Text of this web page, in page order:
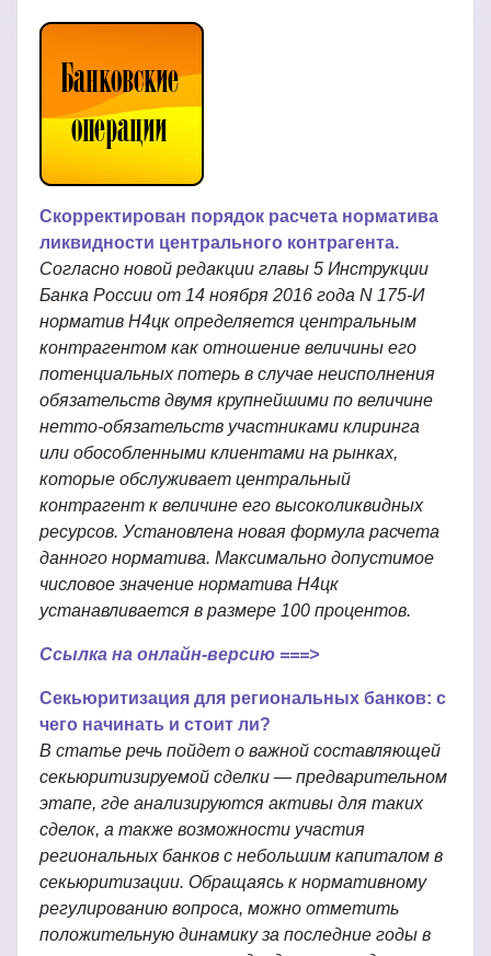
Скорректирован порядок расчета норматива
ликвидности центрального контрагента.
Согласно новой редакции главы 5 Инструкции
Банка России от 14 ноября 2016 года N 175-И
норматив Н4цк определяется центральным
контрагентом как отношение величины его
потенциальных потерь в случае неисполнения
обязательств двумя крупнейшими по величине
нетто-обязательств участниками клиринга
или обособленными клиентами на рынках,
которые обслуживает центральный
контрагент к величине его высоколиквидных
ресурсов. Установлена новая формула расчета
данного норматива. Максимально допустимое
числовое значение норматива Н4цк
устанавливается в размере 100 процентов.
Ссылка на онлайн-версию ===>
Секьюритизация для региональных банков: с
чего начинать и стоит ли?
В статье речь пойдет о важной составляющей
секьюритизируемой сделки — предварительном
этапе, где анализируются активы для таких
сделок, а также возможности участия
региональных банков с небольшим капиталом в
секьюритизации. Обращаясь к нормативному
регулированию вопроса, можно отметить
положительную динамику за последние годы в